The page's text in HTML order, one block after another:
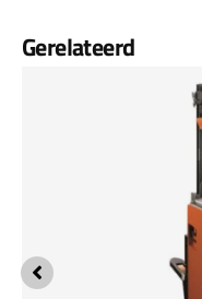
Gerelateerd